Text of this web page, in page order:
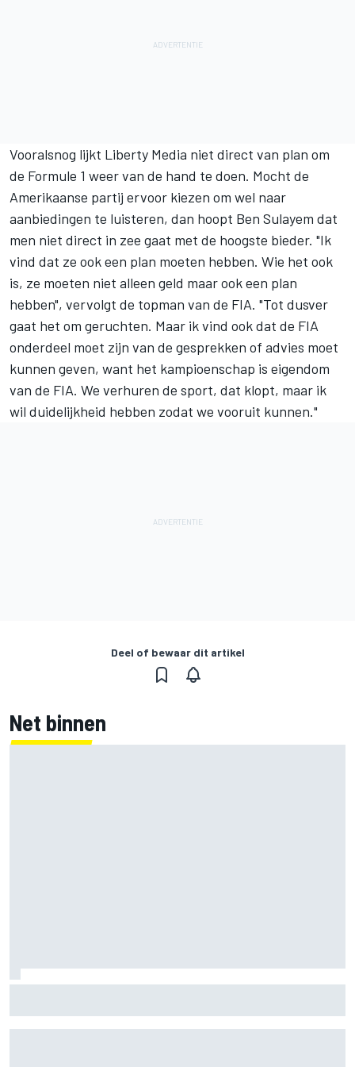
Vooralsnog lijkt Liberty Media niet direct van plan om
de Formule 1 weer van de hand te doen. Mocht de
Amerikaanse partij ervoor kiezen om wel naar
aanbiedingen te luisteren, dan hoopt Ben Sulayem dat
men niet direct in zee gaat met de hoogste bieder. "Ik
vind dat ze ook een plan moeten hebben. Wie het ook
is, ze moeten niet alleen geld maar ook een plan
hebben", vervolgt de topman van de FIA. "Tot dusver
gaat het om geruchten. Maar ik vind ook dat de FIA
onderdeel moet zijn van de gesprekken of advies moet
kunnen geven, want het kampioenschap is eigendom
van de FIA. We verhuren de sport, dat klopt, maar ik
wil duidelijkheid hebben zodat we vooruit kunnen."
Deel of bewaar dit artikel
Net binnen